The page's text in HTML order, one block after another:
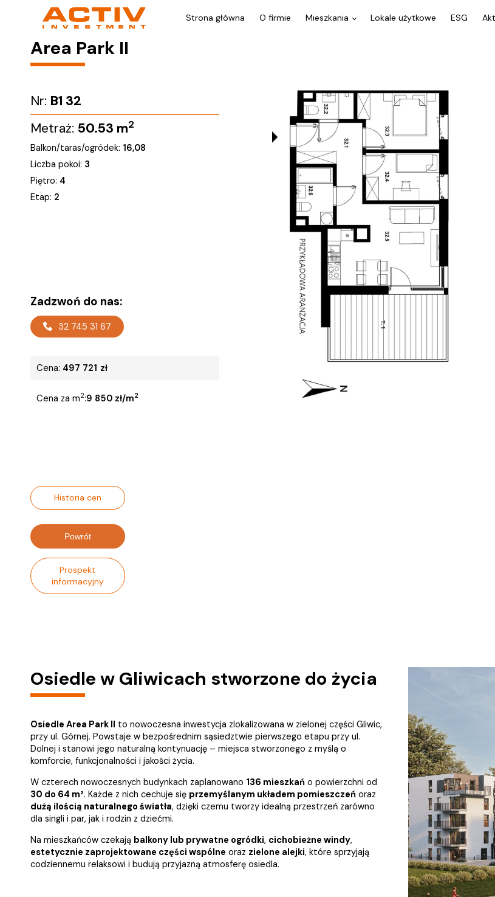
Strona główna O firmie Mieszkania Lokale użytkowe ESG
Area Park II
Nr: B1 32
Metraż: 50.53 m2
Balkon/taras/ogródek: 16,08
Liczba pokoi: 3
Piętro: 4
Etap: 2
Zadzwoń do nas:
32 745 31 67
Cena: 497 721 zł
Cena za m2:9 850 zł/m2
Historia cen
Powrót
Prospekt
informacyjny
Osiedle w Gliwicach stworzone do życia
Osiedle Area Park II to nowoczesna inwestycja zlokalizowana w zielonej części Gliwic,
przy ul. Górnej. Powstaje w bezpośrednim sąsiedztwie pierwszego etapu przy ul.
Dolnej i stanowi jego naturalną kontynuację – miejsca stworzonego z myślą o
komforcie, funkcjonalności i jakości życia.
W czterech nowoczesnych budynkach zaplanowano 136 mieszkań o powierzchni od
30 do 64 m². Każde z nich cechuje się przemyślanym układem pomieszczeń oraz
dużą ilością naturalnego światła, dzięki czemu tworzy idealną przestrzeń zarówno
dla singli i par, jak i rodzin z dziećmi.
Na mieszkańców czekają balkony lub prywatne ogródki, cichobieżne windy,
estetycznie zaprojektowane części wspólne oraz zielone alejki, które sprzyjają
codziennemu relaksowi i budują przyjazną atmosferę osiedla.